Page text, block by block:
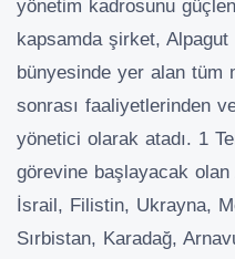
yönetim kadrosunu
kapsamda şirket, Alpagut
bünyesinde yer alan tüm
sonrası faaliyetlerinden
yönetici olarak atadı. 1
görevine başlayacak
İsrail, Filistin, Ukrayna,
Sırbistan, Karadağ,